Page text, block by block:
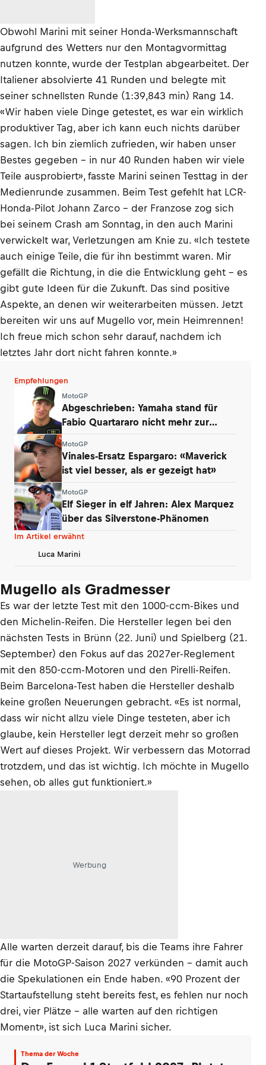
Obwohl Marini mit seiner Honda-Werksmannschaft
aufgrund des Wetters nur den Montagvormittag
nutzen konnte, wurde der Testplan abgearbeitet. Der
Italiener absolvierte 41 Runden und belegte mit
seiner schnellsten Runde (1:39,843 min) Rang 14.
«Wir haben viele Dinge getestet, es war ein wirklich
produktiver Tag, aber ich kann euch nichts darüber
sagen. Ich bin ziemlich zufrieden, wir haben unser
Bestes gegeben – in nur 40 Runden haben wir viele
Teile ausprobiert», fasste Marini seinen Testtag in der
Medienrunde zusammen. Beim Test gefehlt hat LCR-
Honda-Pilot Johann Zarco – der Franzose zog sich
bei seinem Crash am Sonntag, in den auch Marini
verwickelt war, Verletzungen am Knie zu. «Ich testete
auch einige Teile, die für ihn bestimmt waren. Mir
gefällt die Richtung, in die die Entwicklung geht – es
gibt gute Ideen für die Zukunft. Das sind positive
Aspekte, an denen wir weiterarbeiten müssen. Jetzt
bereiten wir uns auf Mugello vor, mein Heimrennen!
Ich freue mich schon sehr darauf, nachdem ich
letztes Jahr dort nicht fahren konnte.»
Empfehlungen
MotoGP
Abgeschrieben: Yamaha stand für
Fabio Quartararo nicht mehr zur
MotoGP
Vinales-Ersatz Espargaro: «Maverick
ist viel besser, als er gezeigt hat»
MotoGP
Elf Sieger in elf Jahren: Alex Marquez
über das Silverstone-Phänomen
Im Artikel erwähnt
Luca Marini
Mugello als Gradmesser
Es war der letzte Test mit den 1000-ccm-Bikes und
den Michelin-Reifen. Die Hersteller legen bei den
nächsten Tests in Brünn (22. Juni) und Spielberg (21.
September) den Fokus auf das 2027er-Reglement
mit den 850-ccm-Motoren und den Pirelli-Reifen.
Beim Barcelona-Test haben die Hersteller deshalb
keine großen Neuerungen gebracht. «Es ist normal,
dass wir nicht allzu viele Dinge testeten, aber ich
glaube, kein Hersteller legt derzeit mehr so großen
Wert auf dieses Projekt. Wir verbessern das Motorrad
trotzdem, und das ist wichtig. Ich möchte in Mugello
sehen, ob alles gut funktioniert.»
Werbung
Alle warten derzeit darauf, bis die Teams ihre Fahrer
für die MotoGP-Saison 2027 verkünden – damit auch
die Spekulationen ein Ende haben. «90 Prozent der
Startaufstellung steht bereits fest, es fehlen nur noch
drei, vier Plätze – alle warten auf den richtigen
Moment», ist sich Luca Marini sicher.
Thema der Woche